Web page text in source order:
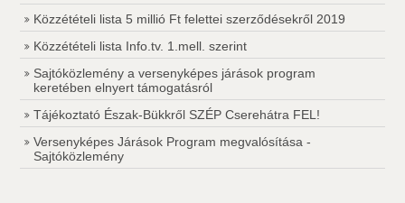
Közzétételi lista 5 millió Ft felettei szerződésekről 2019
Közzétételi lista Info.tv. 1.mell. szerint
Sajtóközlemény a versenyképes járások program
keretében elnyert támogatásról
Tájékoztató Észak-Bükkről SZÉP Cserehátra FEL!
Versenyképes Járások Program megvalósítása -
Sajtóközlemény